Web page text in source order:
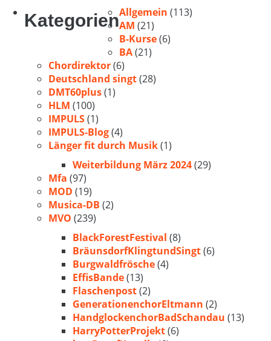
KategorienAllgemein (113)
AM (21)
B-Kurse(6)
BA(21)
Chordirektor(6)
Deutschland singt(28)
DMT60plus(1)
HLM (100)
IMPULS(1)
IMPULS-Blog(4)
Länger fit durch Musik(1)
Weiterbildung März 2024(29)
Mfa (97)
MOD (19)
Musica-DB (2)
MVO (239)
BlackForestFestival (8)
BräunsdorfKlingtundSingt(6)
Burgwaldfrösche(4)
EffisBande(13)
Flaschenpost(2)
GenerationenchorEltmann (2)
HandglockenchorBadSchandau (13)
HarryPotterProjekt(6)